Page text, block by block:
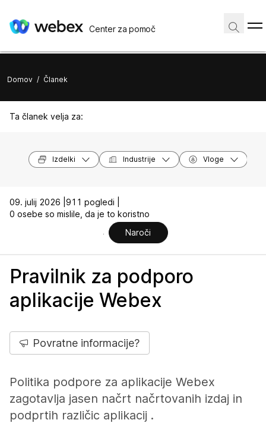
Center za pomoč
Domov / Članek
Ta članek velja za:
Izdelki Industrije Vloge
09. julij 2026 | 911 pogledi |
0 osebe so mislile, da je to koristno
Naroči
Pravilnik za podporo
aplikacije Webex
Povratne informacije?
Politika podpore za aplikacije Webex
zagotavlja jasen načrt načrtovanih izdaj in
podprtih različic aplikacij .